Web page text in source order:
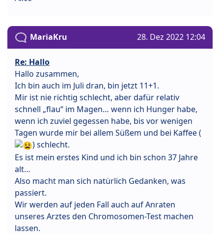
MariaKru 28. Dez 2022 12:04
Re: Hallo
Hallo zusammen,
Ich bin auch im Juli dran, bin jetzt 11+1.
Mir ist nie richtig schlecht, aber dafür relativ
schnell „flau“ im Magen… wenn ich Hunger habe,
wenn ich zuviel gegessen habe, bis vor wenigen
Tagen wurde mir bei allem Süßem und bei Kaffee (
) schlecht.
Es ist mein erstes Kind und ich bin schon 37 Jahre
alt…
Also macht man sich natürlich Gedanken, was
passiert.
Wir werden auf jeden Fall auch auf Anraten
unseres Arztes den Chromosomen-Test machen
lassen.